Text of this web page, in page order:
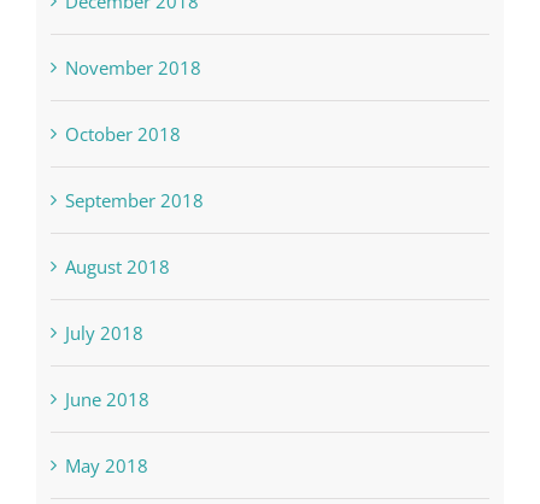
November 2018
October 2018
September 2018
August 2018
July 2018
June 2018
May 2018